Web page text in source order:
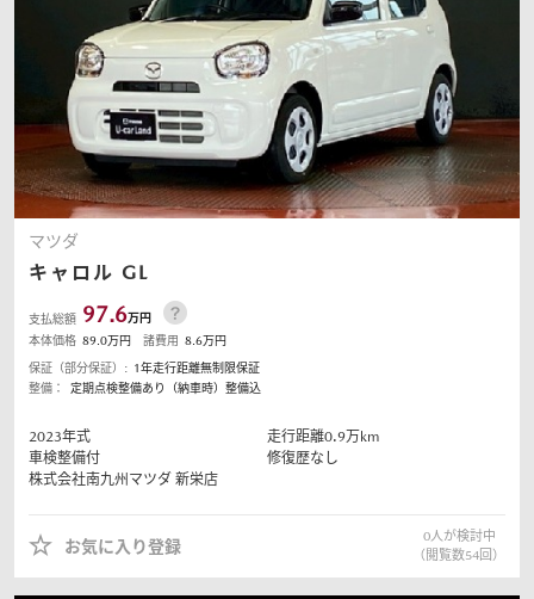
マツダ
キャロル GL
支払総額 97.6万円
本体価格 89.0万円 諸費用 8.6万円
保証（部分保証）: 1年走行距離無制限保証
整備：
定期点検整備あり（納車時）整備込
2023年式 走行距離0.9万km
車検整備付
修復歴なし
株式会社南九州マツダ 新栄店
お気に入り登録
0人が検討中
（閲覧数54回）